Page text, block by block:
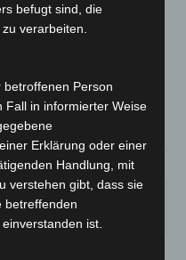
°C
°
s 6%
DI.
23°
befugt sind, die
verarbeiten.
betroffenen Person
Fall in informierter Weise
Erklärung oder einer
Handlung, mit
verstehen gibt, dass sie
betreffenden
ist.